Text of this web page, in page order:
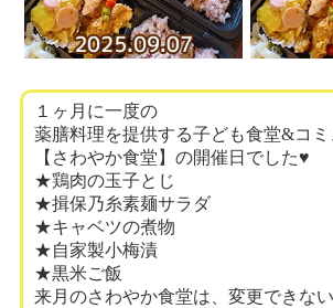
１ヶ月に一度の
薬膳料理を提供する子ども食堂&コ
【さわやか食堂】の開催日でした♥️
★鶏肉の玉子とじ
★揖保乃糸素麺サラダ
★キャベツの煮物
★自家製小梅漬
★黒米ご飯
来月のさわやか食堂は、変更できな